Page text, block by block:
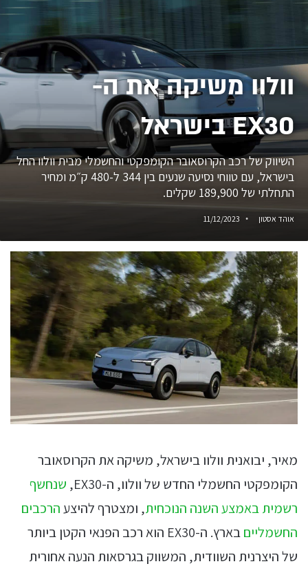
וולוו משיקה את ה-
EX30 בישראל
השיווק של רכב הקרוסאובר הקומפקטי והחשמלי מבית וולוו החל
בישראל, עם טווחי נסיעה שנעים בין 344 ל-480 ק״מ ומחיר
התחלתי של 189,900 שקלים.
אוהד אסטון 11/12/2023
מאיר, יבואנית וולוו בישראל, משיקה את הקרוסאובר
הקומפקטי החשמלי החדש של וולוו, ה-EX30,
שנחשף
רשמית באמצע השנה הנוכחית, ומצטרף להיצעהרכבים
החשמליים
בארץ. ה-EX30 הוא רכב הפנאי הקטן ביותר
של היצרנית השוודית, המשווק בגרסאות הנעה אחורית